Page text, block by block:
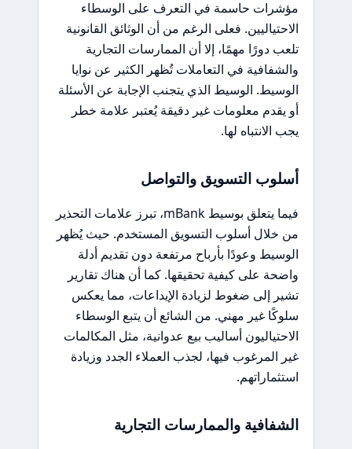
مؤشرات حاسمة في التعرف على الوسطاء
الاحتياليين. فعلى الرغم من أن الوثائق القانونية
تلعب دورًا مهمًا، إلا أن الممارسات التجارية
والشفافية في التعاملات تُظهر الكثير عن نوايا
الوسيط. الوسيط الذي يتجنب الإجابة عن الأسئلة
أو يقدم معلومات غير دقيقة يُعتبر علامة خطر
يجب الانتباه لها.
أسلوب التسويق والتواصل
فيما يتعلق بوسيط mBank، تبرز علامات التحذير
من خلال أسلوب التسويق المستخدم. حيث يُظهر
الوسيط وعودًا بأرباح مرتفعة دون تقديم أدلة
واضحة على كيفية تحقيقها. كما أن هناك تقارير
تشير إلى ضغوط لزيادة الإيداعات، مما يعكس
سلوكًا غير مهني. من الشائع أن يتبع الوسطاء
الاحتياليون أساليب بيع عدوانية، مثل المكالمات
غير المرغوب فيها، لجذب العملاء الجدد وزيادة
استثماراتهم.
الشفافية والممارسات التجارية